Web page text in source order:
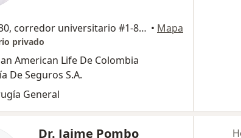
Carrera 30, corredor universitario #1-850, unidad médica porto azul. Puerto Colombia., Barranquilla • Mapa
privado
American Life De Colombia
De Seguros S.A.
General
Dr. Jaime Pombo